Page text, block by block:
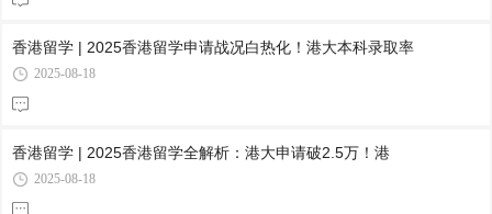
香港留学 | 2025香港留学申请战况白热化！港大本科录取率
2025-08-18
香港留学 | 2025香港留学全解析：港大申请破2.5万！港
2025-08-18